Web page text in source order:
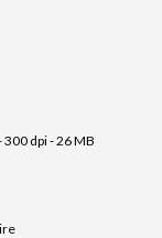
dpi - 26 MB